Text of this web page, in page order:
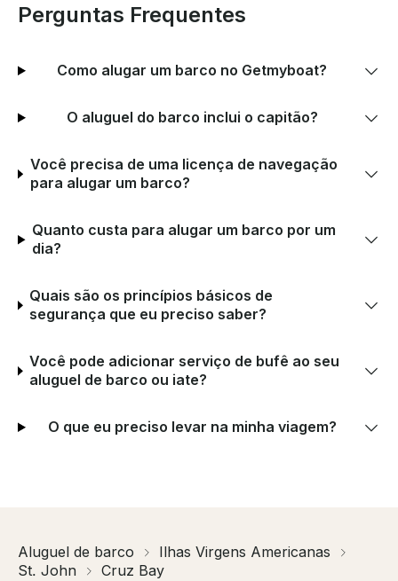
Perguntas Frequentes
Como alugar um barco no Getmyboat?
O aluguel do barco inclui o capitão?
Você precisa de uma licença de navegação
para alugar um barco?
Quanto custa para alugar um barco por um
dia?
Quais são os princípios básicos de
segurança que eu preciso saber?
Você pode adicionar serviço de bufê ao seu
aluguel de barco ou iate?
O que eu preciso levar na minha viagem?
Aluguel de barco
Ilhas Virgens Americanas
St. John
Cruz Bay